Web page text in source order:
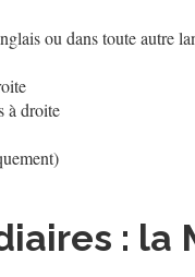
ou dans toute autre
à droite
: la